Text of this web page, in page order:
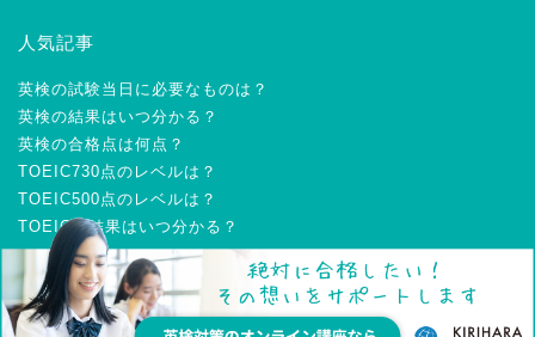
人気記事
英検の試験当日に必要なものは？
英検の結果はいつ分かる？
英検の合格点は何点？
TOEIC730点のレベルは？
TOEIC500点のレベルは？
TOEICの結果はいつ分かる？
2021–2026 KIRIHARA Online Academyブログ